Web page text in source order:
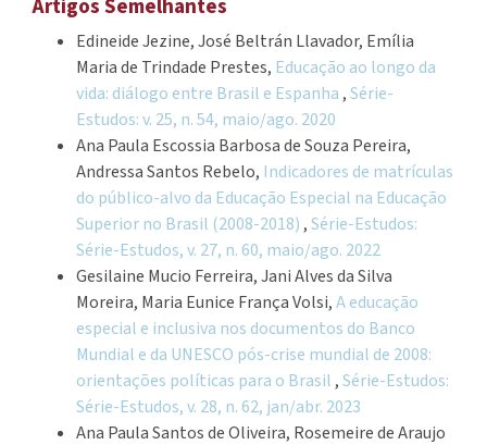
Artigos Semelhantes
Edineide Jezine, José Beltrán Llavador, Emília
Maria de Trindade Prestes, Educação ao longo da
vida: diálogo entre Brasil e Espanha ,Série-
Estudos: v. 25, n. 54, maio/ago. 2020
Ana Paula Escossia Barbosa de Souza Pereira,
Andressa Santos Rebelo, Indicadores de matrículas
do público-alvo da Educação Especial na Educação
Superior no Brasil (2008-2018) ,Série-Estudos:
Série-Estudos, v. 27, n. 60, maio/ago. 2022
Gesilaine Mucio Ferreira, Jani Alves da Silva
Moreira, Maria Eunice França Volsi,A educação
especial e inclusiva nos documentos do Banco
Mundial e da UNESCO pós-crise mundial de 2008:
orientações políticas para o Brasil ,Série-Estudos:
Série-Estudos, v. 28, n. 62, jan/abr. 2023
Ana Paula Santos de Oliveira, Rosemeire de Araujo